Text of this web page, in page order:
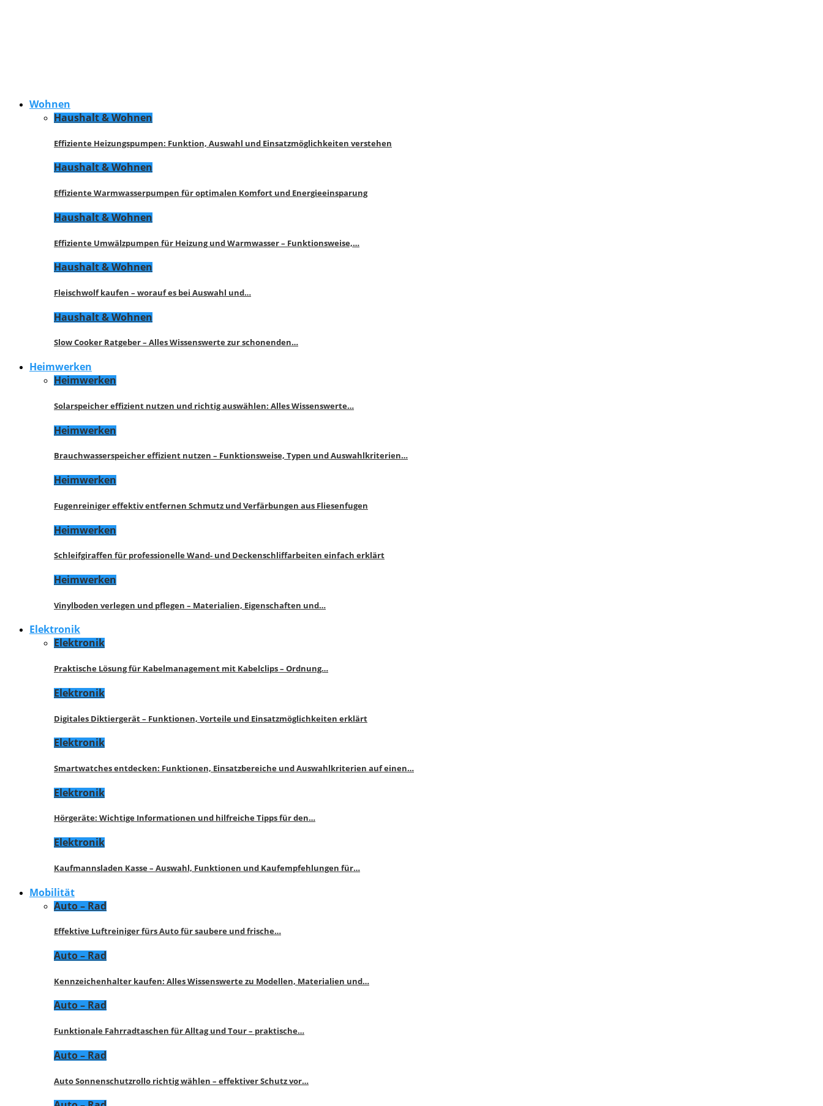
Wohnen
Haushalt & Wohnen
Effiziente Heizungspumpen: Funktion, Auswahl und Einsatzmöglichkeiten verstehen
Haushalt & Wohnen
Effiziente Warmwasserpumpen für optimalen Komfort und Energieeinsparung
Haushalt & Wohnen
Effiziente Umwälzpumpen für Heizung und Warmwasser – Funktionsweise,…
Haushalt & Wohnen
Fleischwolf kaufen – worauf es bei Auswahl und…
Haushalt & Wohnen
Slow Cooker Ratgeber – Alles Wissenswerte zur schonenden…
Heimwerken
Heimwerken
Solarspeicher effizient nutzen und richtig auswählen: Alles Wissenswerte…
Heimwerken
Brauchwasserspeicher effizient nutzen – Funktionsweise, Typen und Auswahlkriterien…
Heimwerken
Fugenreiniger effektiv entfernen Schmutz und Verfärbungen aus Fliesenfugen
Heimwerken
Schleifgiraffen für professionelle Wand- und Deckenschliffarbeiten einfach erklärt
Heimwerken
Vinylboden verlegen und pflegen – Materialien, Eigenschaften und…
Elektronik
Elektronik
Praktische Lösung für Kabelmanagement mit Kabelclips – Ordnung…
Elektronik
Digitales Diktiergerät – Funktionen, Vorteile und Einsatzmöglichkeiten erklärt
Elektronik
Smartwatches entdecken: Funktionen, Einsatzbereiche und Auswahlkriterien auf einen…
Elektronik
Hörgeräte: Wichtige Informationen und hilfreiche Tipps für den…
Elektronik
Kaufmannsladen Kasse – Auswahl, Funktionen und Kaufempfehlungen für…
Mobilität
Auto – Rad
Effektive Luftreiniger fürs Auto für saubere und frische…
Auto – Rad
Kennzeichenhalter kaufen: Alles Wissenswerte zu Modellen, Materialien und…
Auto – Rad
Funktionale Fahrradtaschen für Alltag und Tour – praktische…
Auto – Rad
Auto Sonnenschutzrollo richtig wählen – effektiver Schutz vor…